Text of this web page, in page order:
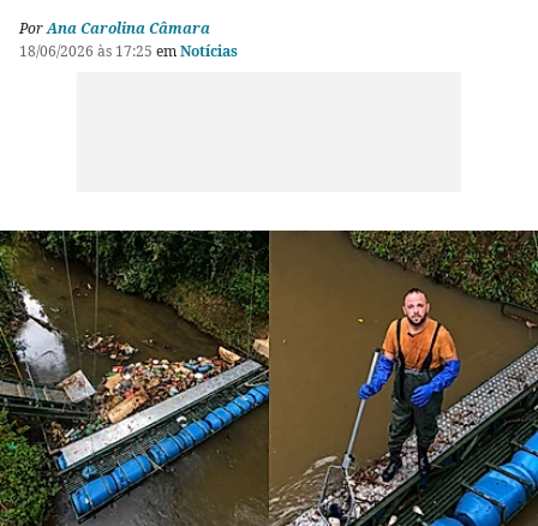
PorAna Carolina Câmara
18/06/2026 às 17:25 emNotícias